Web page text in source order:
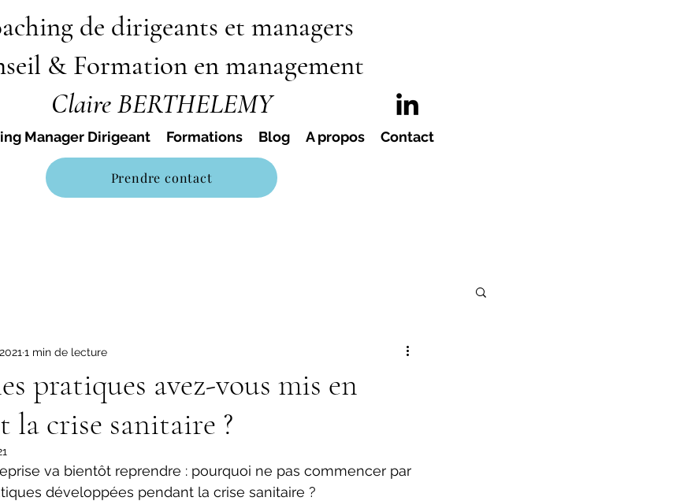
de dirigeants et managers
& Formation en management
Claire BERTHELEMY
Manager Dirigeant Formations Blog A propos Contact
Prendre contact
pratiques avez-vous mis en
la crise sanitaire ?
1 min de lecture
va bientôt reprendre : pourquoi ne pas commencer par
développées pendant la crise sanitaire ?